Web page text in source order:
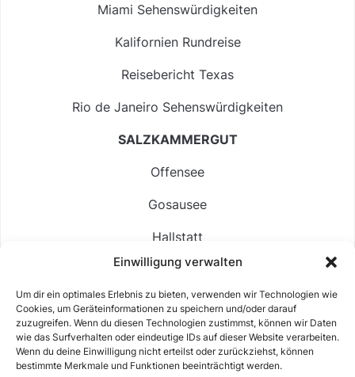
Einwilligung verwalten
Um dir ein optimales Erlebnis zu bieten, verwenden wir Technologien wie
Cookies, um Geräteinformationen zu speichern und/oder darauf
zuzugreifen. Wenn du diesen Technologien zustimmst, können wir Daten
wie das Surfverhalten oder eindeutige IDs auf dieser Website verarbeiten.
Wenn du deine Einwilligung nicht erteilst oder zurückziehst, können
bestimmte Merkmale und Funktionen beeinträchtigt werden.
Miami Sehenswürdigkeiten
Kalifornien Rundreise
Reisebericht Texas
Rio de Janeiro Sehenswürdigkeiten
SALZKAMMERGUT
Offensee
Gosausee
Hallstatt
Langbathsee
Altausseer See
Hintersee